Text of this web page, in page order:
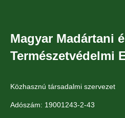
Magyar Madártani
Természetvédelmi
Közhasznú társadalmi szervezet
Adószám: 19001243-2-43